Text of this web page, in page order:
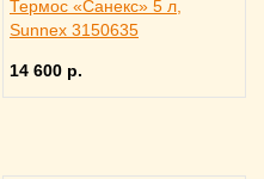
Термос «Санекс» 5 л,
Sunnex 3150635
14 600 р.